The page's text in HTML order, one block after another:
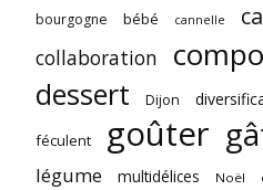
bourgogne bébé cannelle
collaboration
dessert Dijon
féculent goûter
légume multidélices Noël